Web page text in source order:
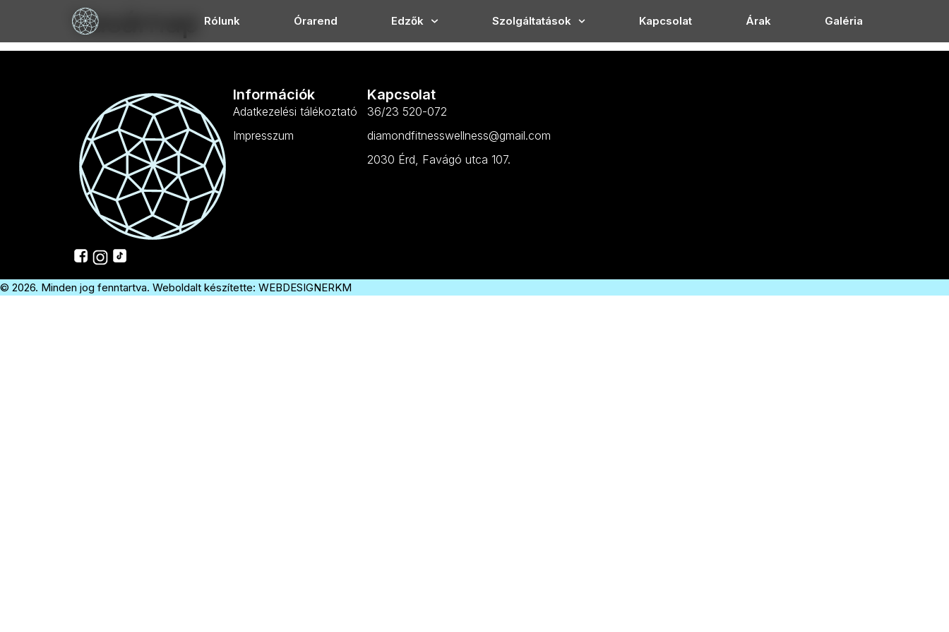
Rólunk Órarend Edzők Szolgáltatások Kapcsolat Árak Galéria
Vasárnap
Információk
Adatkezelési tálékoztató
Impresszum
Kapcsolat
36/23 520-072
diamondfitnesswellness@gmail.com
2030 Érd, Favágó utca 107.
© 2026. Minden jog fenntartva. Weboldalt készítette: WEBDESIGNERKM